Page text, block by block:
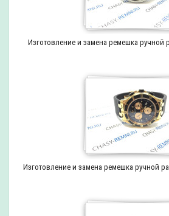
Изготовление и замена ремешка ручной
Изготовление и замена ремешка ручной